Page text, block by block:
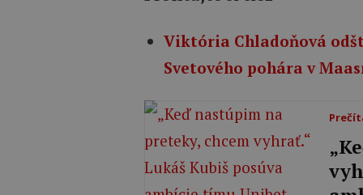
Viktória Chladoňová
Svetového pohára v